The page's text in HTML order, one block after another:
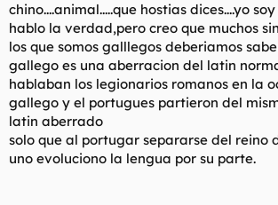
chino....animal.....que hostias dices....yo
hablo la verdad,pero creo que muchos
los que somos galllegos deberiamos
gallego es una aberracion del latin
hablaban los legionarios romanos en la
gallego y el portugues partieron del
latin aberrado
solo que al portugar separarse del reino
uno evoluciono la lengua por su parte.